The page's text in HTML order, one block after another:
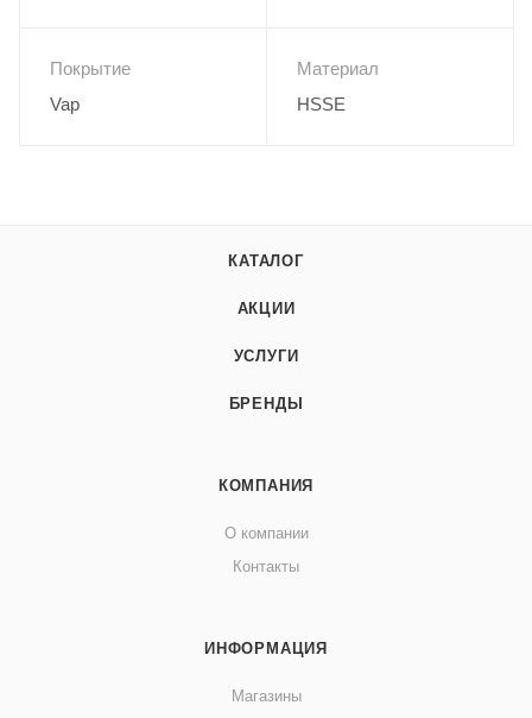
Покрытие
Vap
Материал
HSSE
КАТАЛОГ
АКЦИИ
УСЛУГИ
БРЕНДЫ
КОМПАНИЯ
О компании
Контакты
ИНФОРМАЦИЯ
Магазины